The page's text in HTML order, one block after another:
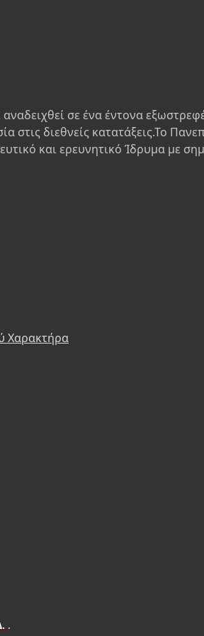
σε ένα έντονα
στις διεθνείς κατατάξεις.Το
και ερευνητικό Ίδρυμα με
Χαρακτήρα
.